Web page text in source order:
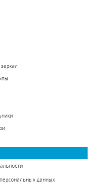
данных